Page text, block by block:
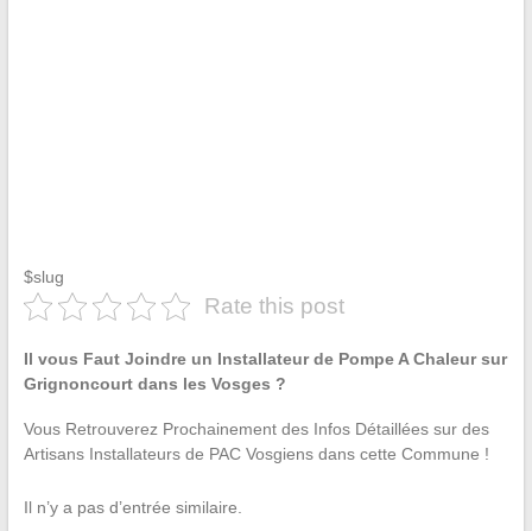
$slug
Rate this post
Il vous Faut Joindre un Installateur de Pompe A Chaleur sur
Grignoncourt dans les Vosges ?
Vous Retrouverez Prochainement des Infos Détaillées sur des
Artisans Installateurs de PAC Vosgiens dans cette Commune !
Il n’y a pas d’entrée similaire.